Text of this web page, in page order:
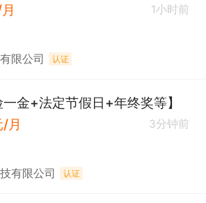
1小时前
限公司 认证
金+法定节假日+年终奖等】
月
3分钟前
有限公司 认证